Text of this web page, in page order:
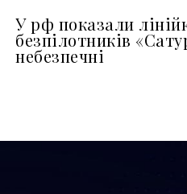
У рф показали
безпілотників
небезпечні